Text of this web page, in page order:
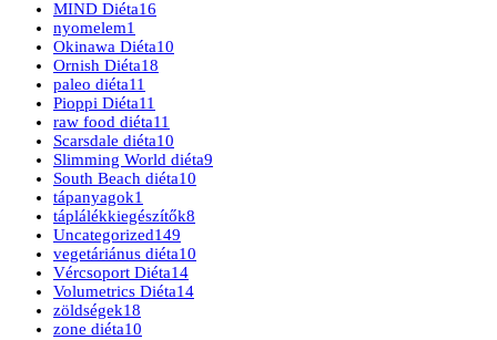
MIND Diéta16
nyomelem1
Okinawa Diéta10
Ornish Diéta18
paleo diéta11
Pioppi Diéta11
raw food diéta11
Scarsdale diéta10
Slimming World diéta9
South Beach diéta10
tápanyagok1
táplálékkiegészítők8
Uncategorized149
vegetáriánus diéta10
Vércsoport Diéta14
Volumetrics Diéta14
zöldségek18
zone diéta10